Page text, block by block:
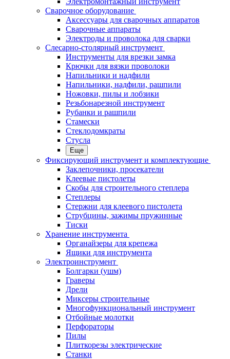
Сварочное оборудование
Аксессуары для сварочных аппаратов
Сварочные аппараты
Электроды и проволока для сварки
Слесарно-столярный инструмент
Инструменты для врезки замка
Крючки для вязки проволоки
Напильники и надфили
Напильники, надфили, рашпили
Ножовки, пилы и лобзики
Резьбонарезной инструмент
Рубанки и рашпили
Стамески
Стеклодомкраты
Стусла
Еще
Фиксирующий инструмент и комплектующие
Заклепочники, просекатели
Клеевые пистолеты
Скобы для строительного степлера
Степлеры
Стержни для клеевого пистолета
Струбцины, зажимы пружинные
Тиски
Хранение инструмента
Органайзеры для крепежа
Ящики для инструмента
Электроинструмент
Болгарки (ушм)
Граверы
Дрели
Миксеры строительные
Многофункциональный инструмент
Отбойные молотки
Перфораторы
Пилы
Плиткорезы электрические
Станки